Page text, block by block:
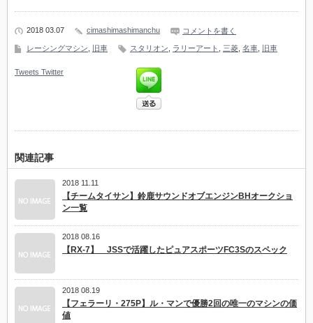
2018 03.07 cimashimashimanchu コメントを書く
レーシングマシン 旧車 スタリオン ラリーアート 三菱 名車 旧車
Tweets Twitter
関連記事
2018 11.11
【チームタイサン】鈴鹿サウンドオブエンジンBHオークショ
ン一覧
2018 08.16
【RX-7】 JSSで活躍したピュアスポーツFC3Sのスペック
2018 08.19
【フェラーリ・275P】ル・マンで優勝2回の唯一のマシンの価
値